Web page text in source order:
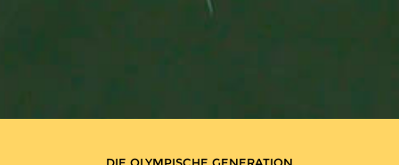
DIE OLYMPISCHE GENERATION